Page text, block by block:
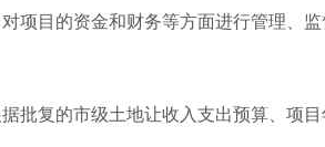
项目的资金和财务等方面进行管理、
批复的市级土地让收入支出预算、项